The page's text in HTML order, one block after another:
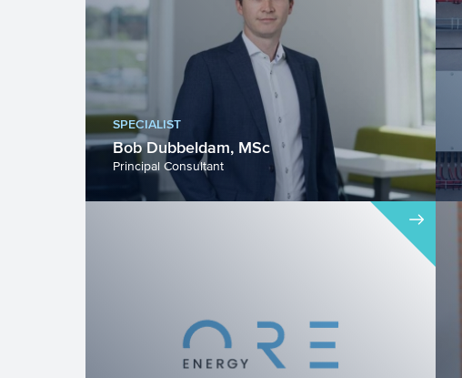
SPECIALIST
Bob Dubbeldam, MSc
Principal Consultant